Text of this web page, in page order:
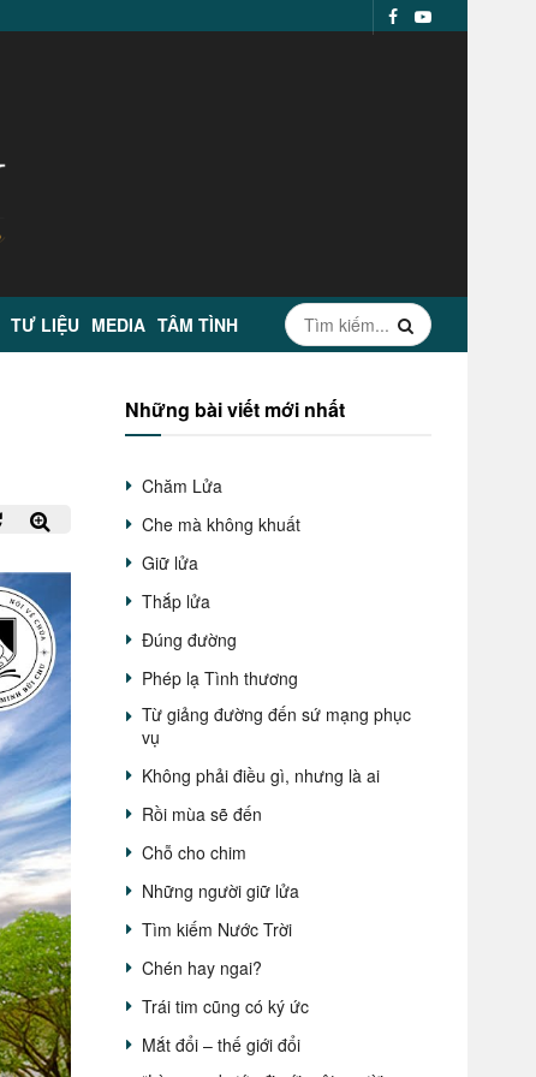
TƯ LIỆU MEDIA TÂM TÌNH
Những bài viết mới nhất
Chăm Lửa
Che mà không khuất
Giữ lửa
Thắp lửa
Đúng đường
Phép lạ Tình thương
Từ giảng đường đến sứ mạng phục
vụ
Không phải điều gì, nhưng là ai
Rồi mùa sẽ đến
Chỗ cho chim
Những người giữ lửa
Tìm kiếm Nước Trời
Chén hay ngai?
Trái tim cũng có ký ức
Mắt đổi – thế giới đổi